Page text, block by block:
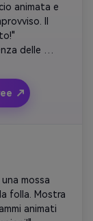
animata e
Il
delle
champagne
↗
mossa
folla. Mostra
animati